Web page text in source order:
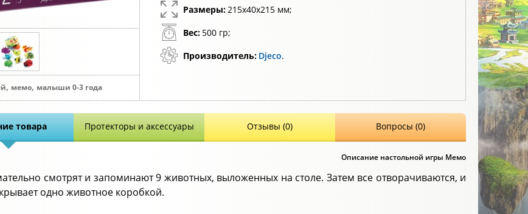
, мемо, малыши 0-3 года
Размеры:215х40х215 мм;
Вес: 500 гр;
Производитель: Djeco.
товара Протекторы и аксессуары Отзывы (0) Вопросы (0)
Описание настольной игры Мемо
смотрят и запоминают 9 животных, выложенных на столе. Затем все отворачиваются, и
одно животное коробкой.